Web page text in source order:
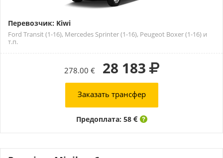
Перевозчик: Kiwi
Ford Transit (1-16), Mercedes Sprinter (1-16), Peugeot Boxer (1-16) и
т.п.
278.00 € 28 183
Заказать трансфер
Предоплата: 58